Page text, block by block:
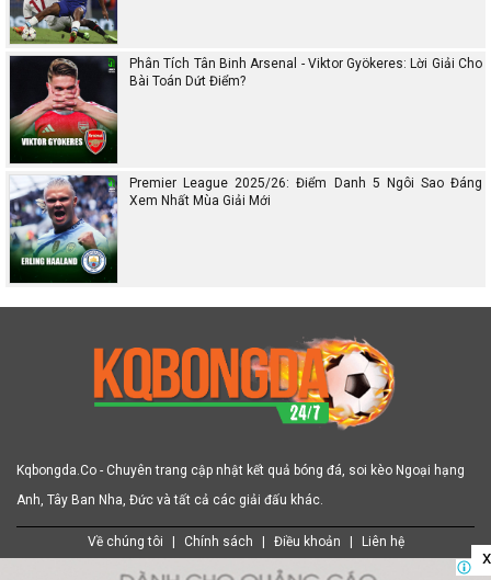
Phân Tích Tân Binh Arsenal - Viktor Gyökeres: Lời Giải Cho
Bài Toán Dứt Điểm?
Premier League 2025/26: Điểm Danh 5 Ngôi Sao Đáng
Xem Nhất Mùa Giải Mới
x
Kqbongda.Co - Chuyên trang cập nhật kết quả bóng đá, soi kèo Ngoại hạng
Anh, Tây Ban Nha, Đức và tất cả các giải đấu khác.
Về chúng tôi Chính sách Điều khoản Liên hệ